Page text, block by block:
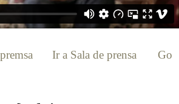
Ir a Sala de prensa
Go